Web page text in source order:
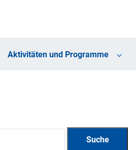
Aktivitäten und Programme